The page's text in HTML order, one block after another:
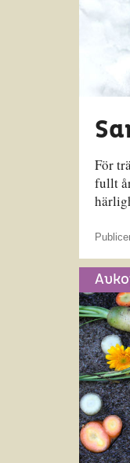
För
fullt